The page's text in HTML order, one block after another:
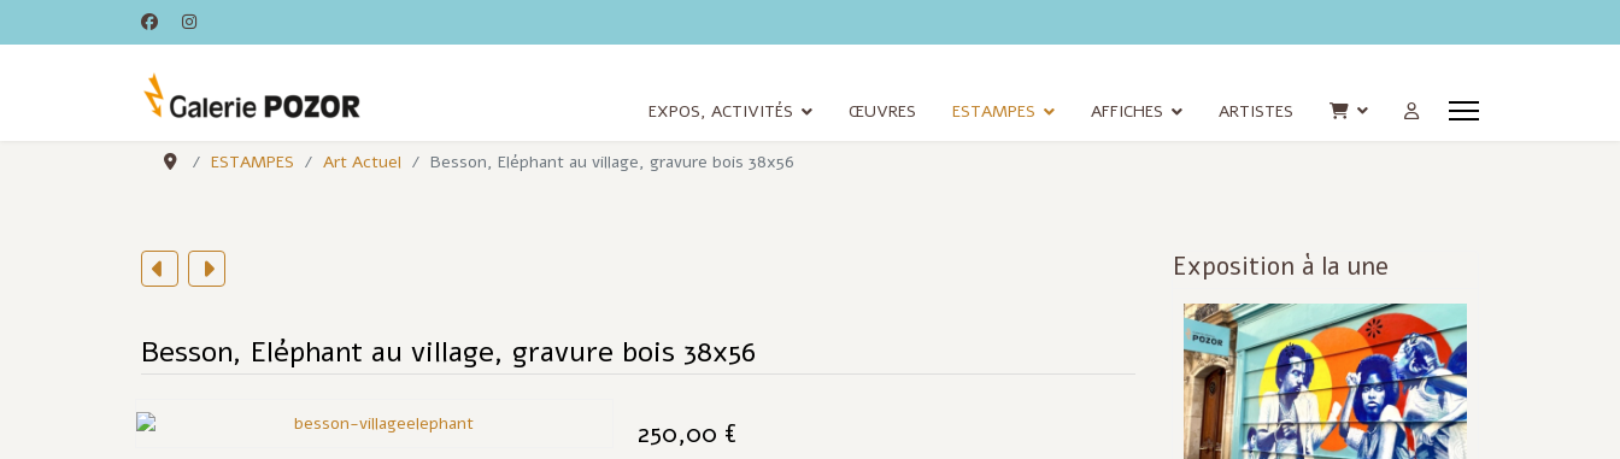
EXPOS, ACTIVITÉS ŒUVRES ESTAMPES AFFICHES ARTISTES
ESTAMPES Art Actuel Besson, Eléphant au village, gravure bois 38x56
Besson, Eléphant au village, gravure bois 38x56
250,00 €
Exposition à la une